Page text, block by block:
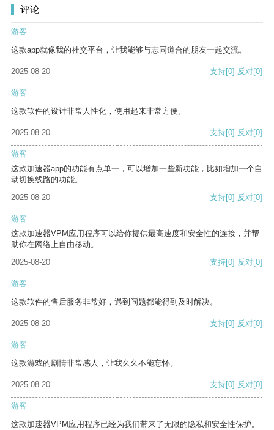
评论
游客
这款app就像我的社交平台，让我能够与志同道合的朋友一起交流。
2025-08-20 支持[0] 反对[0]
游客
这款软件的设计非常人性化，使用起来非常方便。
2025-08-20 支持[0] 反对[0]
游客
这款加速器app的功能有点单一，可以增加一些新功能，比如增加一个自
动切换线路的功能。
2025-08-20
支持[0] 反对[0]
游客
这款加速器VPM应用程序可以给你提供最高速度和安全性的连接，并帮
助你在网络上自由移动。
2025-08-20
支持[0] 反对[0]
游客
这款软件的售后服务非常好，遇到问题都能得到及时解决。
2025-08-20 支持[0] 反对[0]
游客
这款游戏的剧情非常感人，让我久久不能忘怀。
2025-08-20 支持[0] 反对[0]
游客
这款加速器VPM应用程序已经为我们带来了无限的隐私和安全性保护。